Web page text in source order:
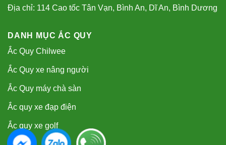
Địa chỉ: 114 Cao tốc Tân Vạn, Bình An, Dĩ An, Bình Dương
DANH MỤC ẮC QUY
Ắc Quy Chilwee
Ắc Quy xe nâng người
Ắc Quy máy chà sàn
Ắc quy xe đạp điện
Ắc quy xe golf